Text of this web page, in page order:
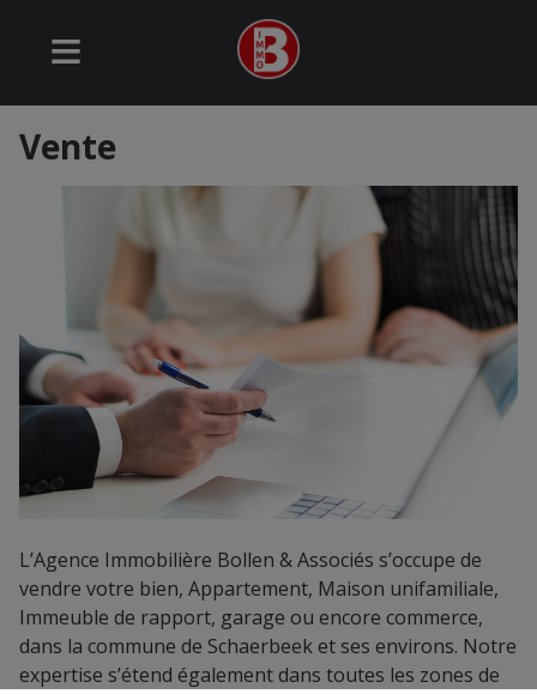
Vente
L’Agence Immobilière Bollen & Associés s’occupe de
vendre votre bien, Appartement, Maison unifamiliale,
Immeuble de rapport, garage ou encore commerce,
dans la commune de Schaerbeek et ses environs. Notre
expertise s’étend également dans toutes les zones de